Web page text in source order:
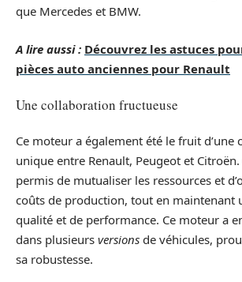
que Mercedes et BMW.
A lire aussi : Découvrez les astuces
pièces auto anciennes pour Renault
Une collaboration fructueuse
Ce moteur a également été le fruit d’une
unique entre Renault, Peugeot et
permis de mutualiser les ressources et
coûts de production, tout en maintenant
qualité et de performance. Ce moteur a
dans plusieurs versions de véhicules,
sa robustesse.